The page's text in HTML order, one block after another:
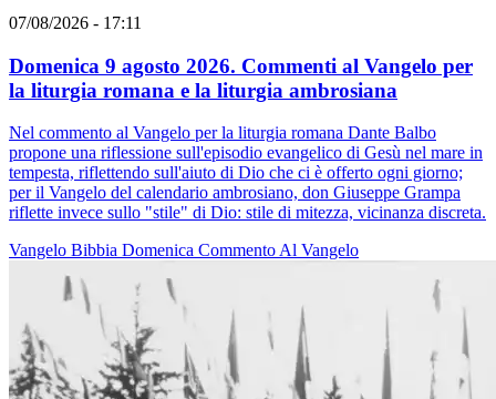
07/08/2026 - 17:11
Domenica 9 agosto 2026. Commenti al Vangelo per
la liturgia romana e la liturgia ambrosiana
Nel commento al Vangelo per la liturgia romana Dante Balbo
propone una riflessione sull'episodio evangelico di Gesù nel mare in
tempesta, riflettendo sull'aiuto di Dio che ci è offerto ogni giorno;
per il Vangelo del calendario ambrosiano, don Giuseppe Grampa
riflette invece sullo "stile" di Dio: stile di mitezza, vicinanza discreta.
Vangelo Bibbia Domenica Commento Al Vangelo